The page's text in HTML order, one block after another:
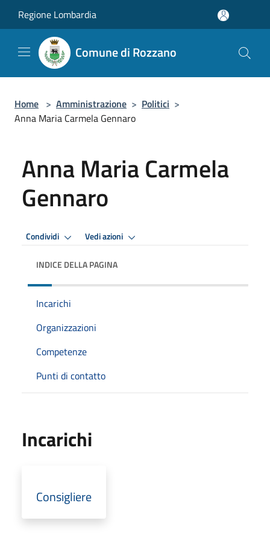
Regione Lombardia
Comune di Rozzano
Home > Amministrazione > Politici >
Anna Maria Carmela Gennaro
Anna Maria Carmela
Gennaro
Condividi Vedi azioni
INDICE DELLA PAGINA
Incarichi
Organizzazioni
Competenze
Punti di contatto
Incarichi
Consigliere